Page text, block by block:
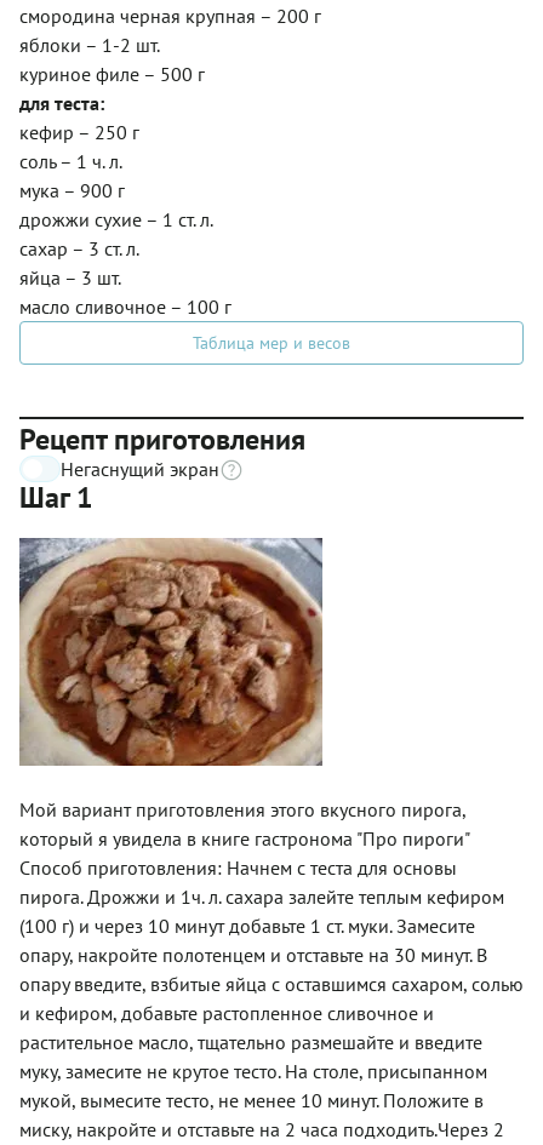
смородина черная крупная – 200 г
яблоки – 1-2 шт.
куриное филе – 500 г
для теста:
кефир – 250 г
соль – 1 ч. л.
мука – 900 г
дрожжи сухие – 1 ст. л.
сахар – 3 ст. л.
яйца – 3 шт.
масло сливочное – 100 г
Таблица мер и весов
Рецепт приготовления
Негаснущий экран
Шаг 1
Мой вариант приготовления этого вкусного пирога,
который я увидела в книге гастронома "Про пироги"
Способ приготовления: Начнем с теста для основы
пирога. Дрожжи и 1ч. л. сахара залейте теплым кефиром
(100 г) и через 10 минут добавьте 1 ст. муки. Замесите
опару, накройте полотенцем и отставьте на 30 минут. В
опару введите, взбитые яйца с оставшимся сахаром, солью
и кефиром, добавьте растопленное сливочное и
растительное масло, тщательно размешайте и введите
муку, замесите не крутое тесто. На столе, присыпанном
мукой, вымесите тесто, не менее 10 минут. Положите в
миску, накройте и отставьте на 2 часа подходить.Через 2